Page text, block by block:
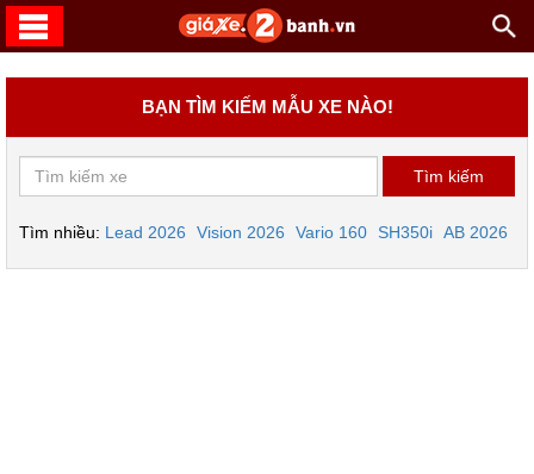
BẠN TÌM KIẾM MẪU XE NÀO!
Tìm nhiều: Lead 2026 Vision 2026 Vario 160 SH350i AB 2026